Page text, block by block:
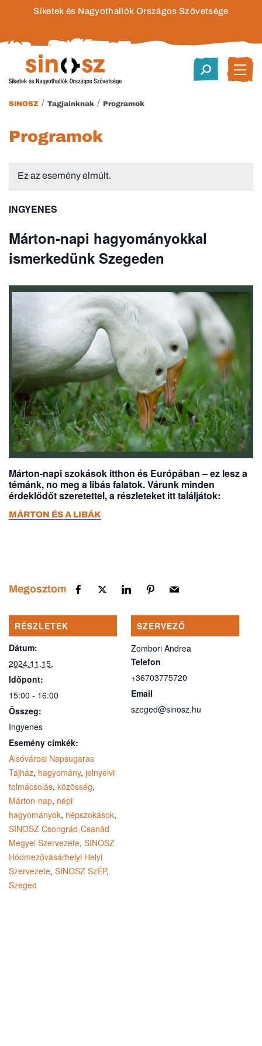
Siketek és Nagyothallók Országos Szövetsége
SINOSZ / Tagjainknak / Programok
Programok
Ez az esemény elmúlt.
INGYENES
Márton-napi hagyományokkal
ismerkedünk Szegeden
Márton-napi szokások itthon és Európában – ez lesz a
témánk, no meg a libás falatok. Várunk minden
érdeklődőt szeretettel, a részleteket itt találjátok:
MÁRTON ÉS A LIBÁK
Megosztom
RÉSZLETEK
Dátum:
2024.11.15.
Időpont:
15:00 - 16:00
Összeg:
Ingyenes
Esemény címkék:
Alsóvárosi Napsugaras
Tájház, hagyomány, jelnyelvi
tolmácsolás, közösség,
Márton-nap, népi
hagyományok, népszokások,
SINOSZ Csongrád-Csanád
Megyei Szervezete, SINOSZ
Hódmezővásárhelyi Helyi
Szervezete, SINOSZ SzÉP,
Szeged
SZERVEZŐ
Zombori Andrea
Telefon
+36703775720
Email
szeged@sinosz.hu